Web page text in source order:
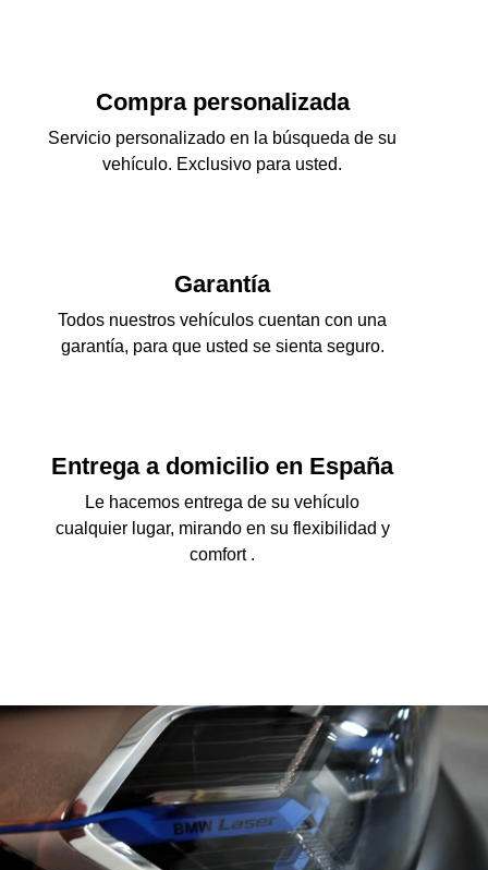
Compra personalizada
Servicio personalizado en la búsqueda de su
vehículo. Exclusivo para usted.
Garantía
Todos nuestros vehículos cuentan con una
garantía, para que usted se sienta seguro.
Entrega a domicilio en España
Le hacemos entrega de su vehículo
cualquier lugar, mirando en su flexibilidad y
comfort .